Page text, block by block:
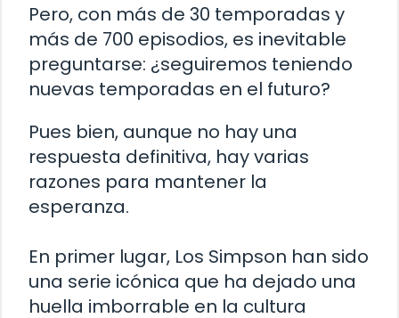
Pero, con más de 30 temporadas y
más de 700 episodios, es inevitable
preguntarse: ¿seguiremos teniendo
nuevas temporadas en el futuro?
Pues bien, aunque no hay una
respuesta definitiva, hay varias
razones para mantener la
esperanza.
En primer lugar, Los Simpson han sido
una serie icónica que ha dejado una
huella imborrable en la cultura